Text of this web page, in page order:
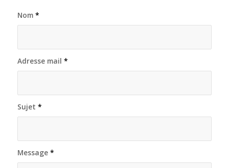
Nom *
Adresse mail *
Sujet *
Message *